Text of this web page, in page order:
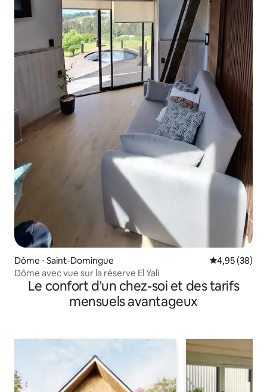
Dôme ⋅ Saint-Domingue Évaluation
4,95 (38)
Dôme avec vue sur la réserve El Yali
Le confort d'un chez-soi et des tarifs
mensuels avantageux